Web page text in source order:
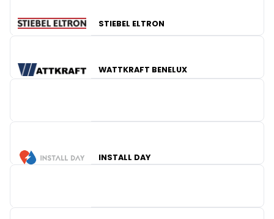
STIEBEL ELTRON
WATTKRAFT BENELUX
INSTALL DAY